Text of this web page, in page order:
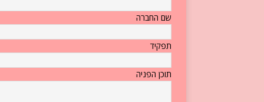
שם החברה
תפקיד
תוכן הפניה